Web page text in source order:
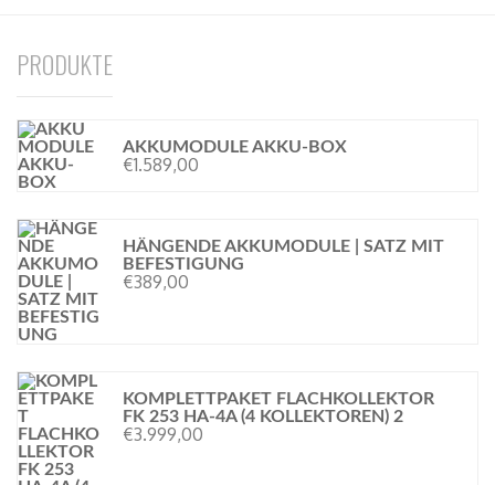
PRODUKTE
AKKUMODULE AKKU-BOX
€1.589,00
HÄNGENDE AKKUMODULE | SATZ MIT
BEFESTIGUNG
€389,00
KOMPLETTPAKET FLACHKOLLEKTOR
FK 253 HA-4A (4 KOLLEKTOREN) 2
€3.999,00